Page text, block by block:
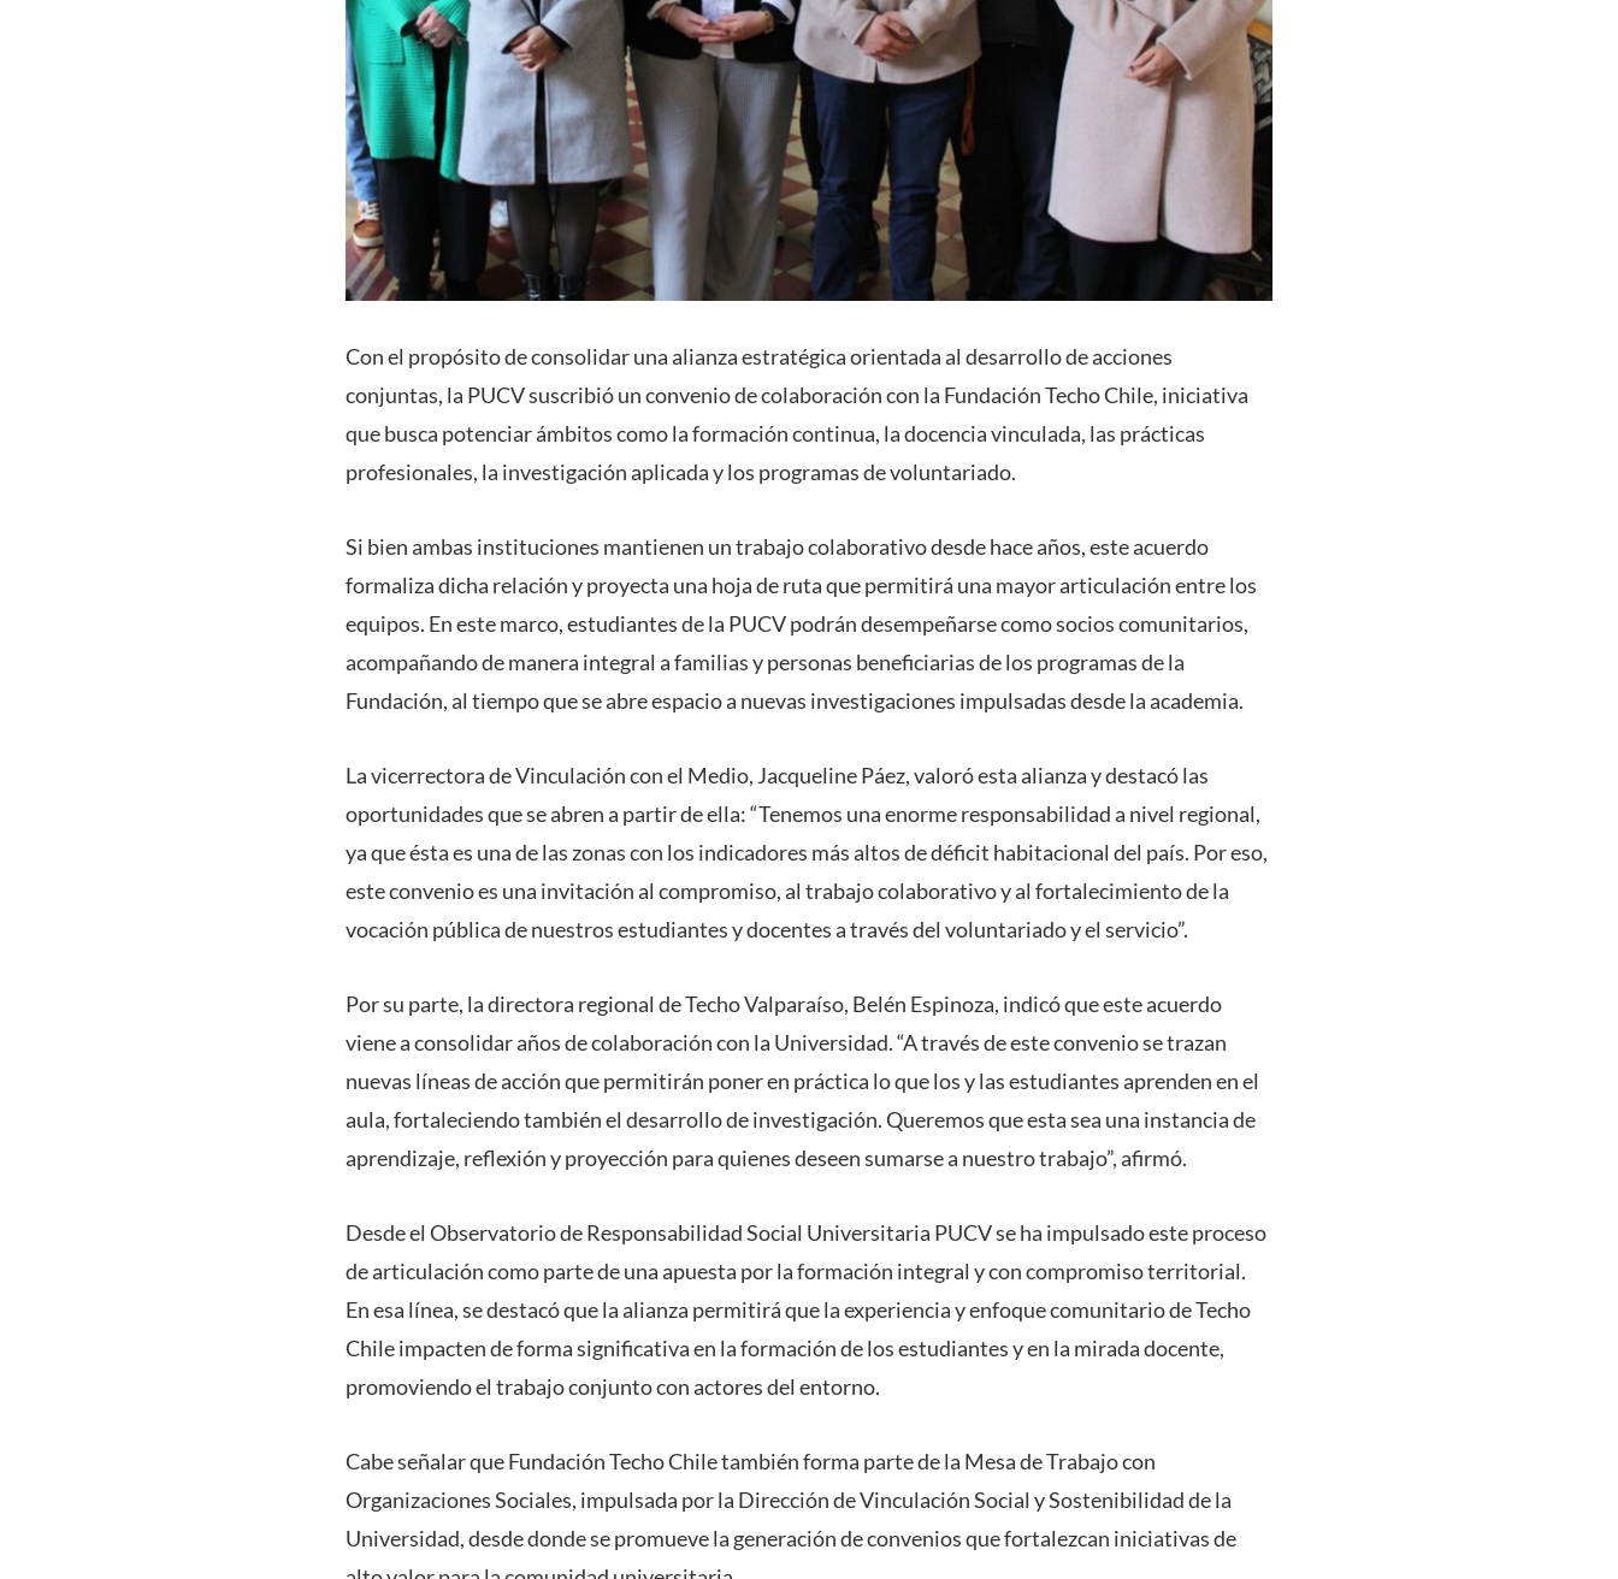
Con el propósito de consolidar una alianza estratégica orientada al desarrollo de acciones
conjuntas, la PUCV suscribió un convenio de colaboración con la Fundación Techo Chile, iniciativa
que busca potenciar ámbitos como la formación continua, la docencia vinculada, las prácticas
profesionales, la investigación aplicada y los programas de voluntariado.
Si bien ambas instituciones mantienen un trabajo colaborativo desde hace años, este acuerdo
formaliza dicha relación y proyecta una hoja de ruta que permitirá una mayor articulación entre los
equipos. En este marco, estudiantes de la PUCV podrán desempeñarse como socios comunitarios,
acompañando de manera integral a familias y personas beneficiarias de los programas de la
Fundación, al tiempo que se abre espacio a nuevas investigaciones impulsadas desde la academia.
La vicerrectora de Vinculación con el Medio, Jacqueline Páez, valoró esta alianza y destacó las
oportunidades que se abren a partir de ella: “Tenemos una enorme responsabilidad a nivel regional,
ya que ésta es una de las zonas con los indicadores más altos de déficit habitacional del país. Por eso,
este convenio es una invitación al compromiso, al trabajo colaborativo y al fortalecimiento de la
vocación pública de nuestros estudiantes y docentes a través del voluntariado y el servicio”.
Por su parte, la directora regional de Techo Valparaíso, Belén Espinoza, indicó que este acuerdo
viene a consolidar años de colaboración con la Universidad. “A través de este convenio se trazan
nuevas líneas de acción que permitirán poner en práctica lo que los y las estudiantes aprenden en el
aula, fortaleciendo también el desarrollo de investigación. Queremos que esta sea una instancia de
aprendizaje, reflexión y proyección para quienes deseen sumarse a nuestro trabajo”, afirmó.
Desde el Observatorio de Responsabilidad Social Universitaria PUCV se ha impulsado este proceso
de articulación como parte de una apuesta por la formación integral y con compromiso territorial.
En esa línea, se destacó que la alianza permitirá que la experiencia y enfoque comunitario de Techo
Chile impacten de forma significativa en la formación de los estudiantes y en la mirada docente,
promoviendo el trabajo conjunto con actores del entorno.
Cabe señalar que Fundación Techo Chile también forma parte de la Mesa de Trabajo con
Organizaciones Sociales, impulsada por la Dirección de Vinculación Social y Sostenibilidad de la
Universidad, desde donde se promueve la generación de convenios que fortalezcan iniciativas de